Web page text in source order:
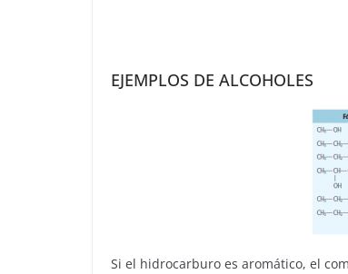
EJEMPLOS DE ALCOHOLES
Si el hidrocarburo es aromático, el